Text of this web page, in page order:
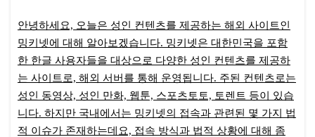
안녕하세요, 오늘은 성인 컨텐츠를 제공하는 해외 사이트인
밍키넷에 대해 알아보겠습니다. 밍키넷은 대한민국을 포함
한 한글 사용자들을 대상으로 다양한 성인 컨텐츠를 제공하
는 사이트로, 해외 서버를 통해 운영됩니다. 주된 컨텐츠로는
성인 동영상, 성인 만화, 웹툰, 스포츠토토, 토렌트 등이 있습
니다. 하지만 국내에서는 밍키넷의 접속과 관련된 몇 가지 법
적 이슈가 존재하는데요, 접속 방식과 법적 상황에 대해 좀